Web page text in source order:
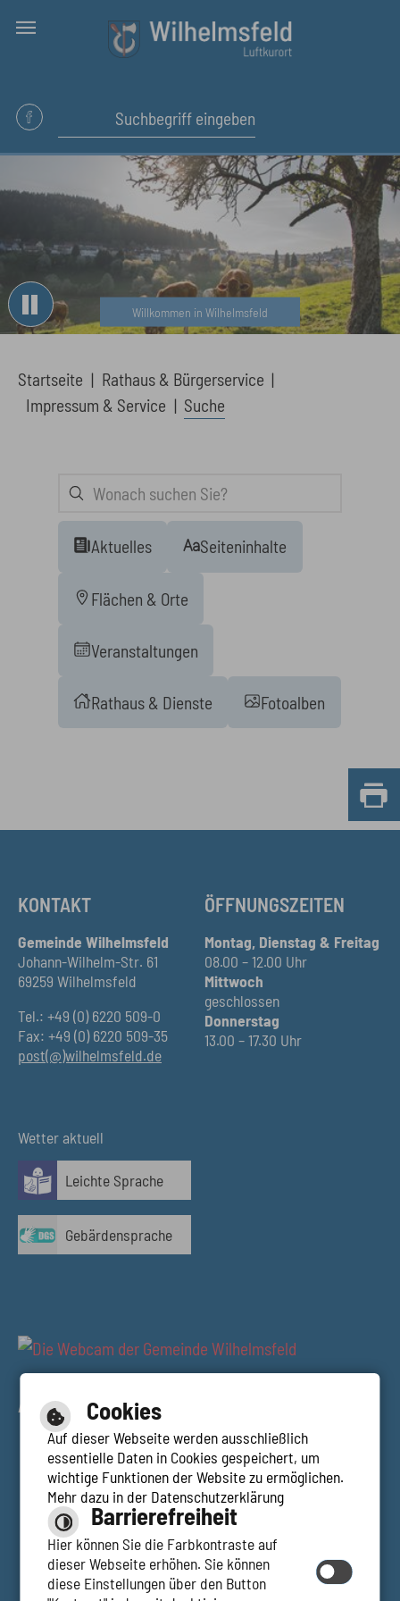
Willkommen in Wilhelmsfeld
Startseite
Rathaus & Bürgerservice
Impressum & Service
Suche
Aktuelles Seiteninhalte
Flächen & Orte
Veranstaltungen
Rathaus & Dienste Fotoalben
KONTAKT
Gemeinde Wilhelmsfeld
Johann-Wilhelm-Str. 61
69259 Wilhelmsfeld
Tel.: +49 (0) 6220 509-0
Fax: +49 (0) 6220 509-35
post(@)wilhelmsfeld.de
ÖFFNUNGSZEITEN
Montag, Dienstag & Freitag
08.00 – 12.00 Uhr
Mittwoch
geschlossen
Donnerstag
13.00 – 17.30 Uhr
Wetter aktuell
Leichte Sprache
Gebärdensprache
AUSBLICK RESTAURANT TALBLICK
Hilfe
Inhalt
Impressum
Barrierefreie Ansicht
Datenschutzerklärung
Cookies
Auf dieser Webseite werden ausschließlich
essentielle Daten in Cookies gespeichert, um
wichtige Funktionen der Website zu ermöglichen.
Mehr dazu in der Datenschutzerklärung
Barrierefreiheit
Hier können Sie die Farbkontraste auf
dieser Webseite erhöhen. Sie können
diese Einstellungen über den Button